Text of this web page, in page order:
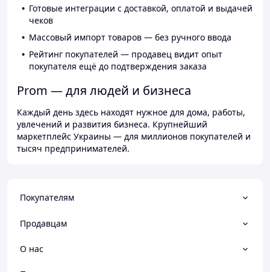
Готовые интеграции с доставкой, оплатой и выдачей
чеков
Массовый импорт товаров — без ручного ввода
Рейтинг покупателей — продавец видит опыт
покупателя ещё до подтверждения заказа
Prom — для людей и бизнеса
Каждый день здесь находят нужное для дома, работы,
увлечений и развития бизнеса. Крупнейший
маркетплейс Украины — для миллионов покупателей и
тысяч предпринимателей.
Покупателям
Продавцам
О нас